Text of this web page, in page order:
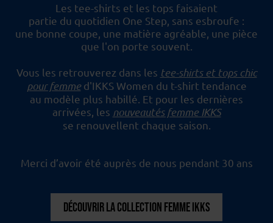
Les tee-shirts et les tops faisaient
partie du quotidien One Step, sans esbroufe :
une bonne coupe, une matière agréable, une pièce
que l'on porte souvent.
Vous les retrouverez dans les tee-shirts et tops chic
pour femmed'IKKS Women du t-shirt tendance
au modèle plus habillé. Et pour les dernières
arrivées, les nouveautés femme IKKS
se renouvellent chaque saison.
Merci d’avoir été auprès de nous pendant 30 ans
DÉCOUVRIR LA COLLECTION FEMME IKKS